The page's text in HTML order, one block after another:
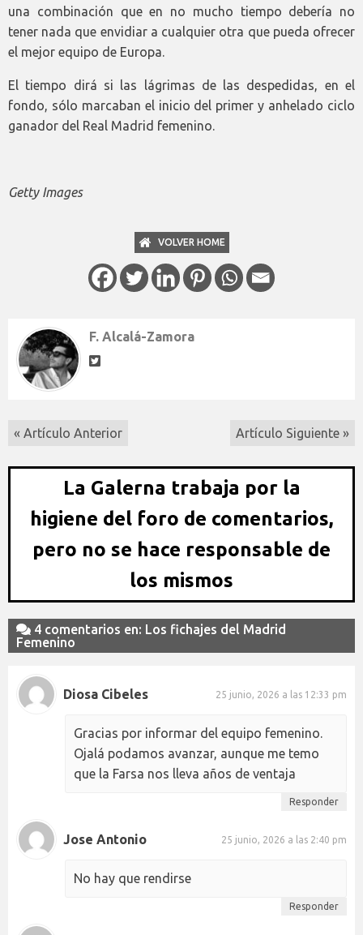
una combinación que en no mucho tiempo debería no
tener nada que envidiar a cualquier otra que pueda ofrecer
el mejor equipo de Europa.
El tiempo dirá si las lágrimas de las despedidas, en el
fondo, sólo marcaban el inicio del primer y anhelado ciclo
ganador del Real Madrid femenino.
Getty Images
VOLVER HOME
F. Alcalá-Zamora
« Artículo Anterior Artículo Siguiente »
La Galerna trabaja por la
higiene del foro de comentarios,
pero no se hace responsable de
los mismos
4 comentarios en: Los fichajes del Madrid
Femenino
Diosa Cibeles 25 junio, 2026 a las 12:33 pm
Gracias por informar del equipo femenino.
Ojalá podamos avanzar, aunque me temo
que la Farsa nos lleva años de ventaja
Responder
Jose Antonio 25 junio, 2026 a las 2:40 pm
No hay que rendirse
Responder